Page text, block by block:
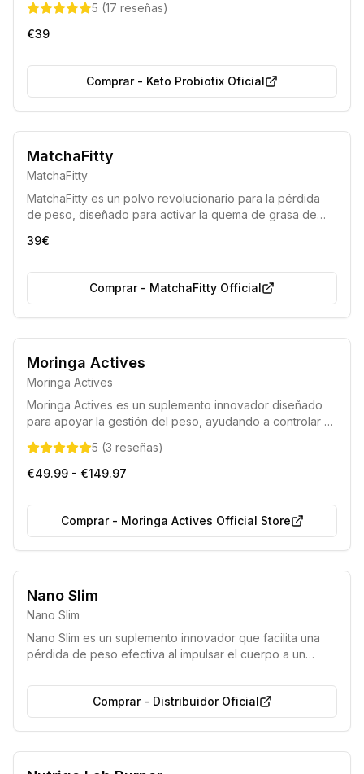
reducir el apetito y acelerar la digestión sin alterar tu
estilo de vida.
5 (17 reseñas)
€39
Comprar- Keto Probiotix Oficial
Bestseller 2025-2026
Eficiencia demostrada por los médicos
MatchaFitty
MatchaFitty
MatchaFitty es un polvo revolucionario para la pérdida
de peso, diseñado para activar la quema de grasa de
siguiendo los principios de la dieta cetogénica. Permite
convertido en un éxito universal en el campo de la
39€
Comprar- MatchaFitty Official
100% Natural Sin Gluten
Moringa Actives
Moringa Actives
Moringa Actives es un suplemento innovador diseñado
para apoyar la gestión del peso, ayudando a controlar el
de azúcar en sangre, facilitando un proceso de
adelgazamiento efectivo y saludable.
5 (3 reseñas)
€49.99 - €149.97
Comprar- Moringa Actives Official Store
Producto 100% natural
Nano Slim
Nano Slim
Nano Slim es un suplemento innovador que facilita una
pérdida de peso efectiva al impulsar el cuerpo a un
como fuente de energía principal en lugar de los
carbohidratos. Este producto natural ofrece una forma
sencilla y rápida de adelgazar, eludiendo las rigurosas
restricciones y las molestias típicas de las dietas
cetogénicas tradicionales, a la vez que proporciona
mayor vitalidad y una sensación general de bienestar.
Comprar- Distribuidor Oficial